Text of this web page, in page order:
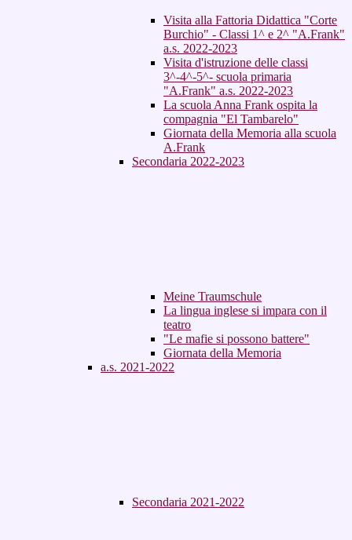
Visita alla Fattoria Didattica "Corte
Burchio" - Classi 1^ e 2^ "A.Frank"
a.s. 2022-2023
Visita d'istruzione delle classi
3^-4^-5^- scuola primaria
"A.Frank" a.s. 2022-2023
La scuola Anna Frank ospita la
compagnia "El Tambarelo"
Giornata della Memoria alla scuola
A.Frank
Secondaria 2022-2023
Meine Traumschule
La lingua inglese si impara con il
teatro
"Le mafie si possono battere"
Giornata della Memoria
a.s. 2021-2022
Secondaria 2021-2022